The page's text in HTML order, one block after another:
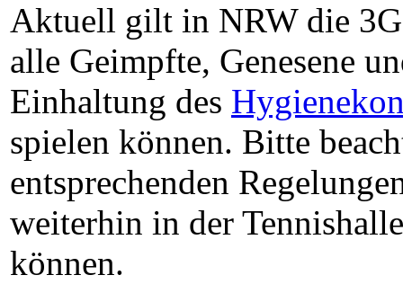
Aktuell gilt in NRW die
alle Geimpfte, Genesene
Einhaltung des
spielen können. Bitte
entsprechenden
weiterhin in der
können.